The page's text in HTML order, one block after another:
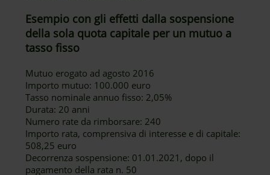
Esempio con gli effetti dalla sospensione
della sola quota capitale per un mutuo a
tasso fisso
Mutuo erogato ad agosto 2016
Importo mutuo: 100.000 euro
Tasso nominale annuo fisso: 2,05%
Durata: 20 anni
Numero rate da rimborsare: 240
Importo rata, comprensiva di interesse e di capitale:
508,25 euro
Decorrenza sospensione: 01.01.2021, dopo il
pagamento della rata n. 50